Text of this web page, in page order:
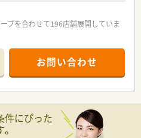
プを合わせて196店舗展開していま
領域、保育園の運営など多岐にわた
をコンセプトにしており、お客様から
新卒入社の方はほぼ100％の定着率
お問い合わせ
件にぴった